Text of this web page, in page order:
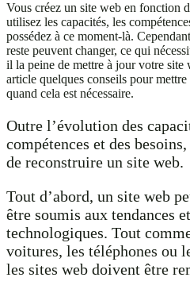
Vous créez un site web en fonction
utilisez les capacités, les
possédez à ce moment-là.
reste peuvent changer, ce qui
il la peine de mettre à jour votre site
article quelques conseils pour
quand cela est nécessaire.
Outre l’évolution des
compétences et des
de reconstruire un site web.
Tout d’abord, un site web
être soumis aux tendances
technologiques. Tout
voitures, les téléphones ou
les sites web doivent être